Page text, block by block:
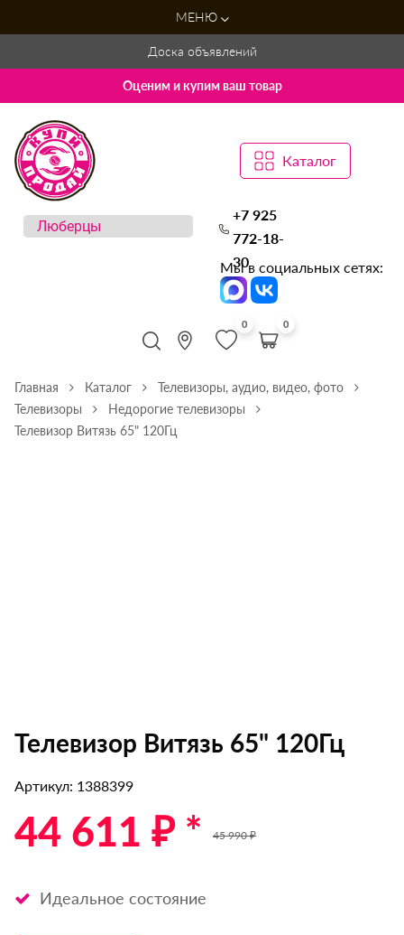
МЕНЮ
Доска объявлений
Оценим и купим ваш товар
Каталог
+7 925
772-18-
30
Мы в социальных сетях:
0 0
Главная Каталог
Телевизоры, аудио, видео, фото
Телевизоры
Недорогие телевизоры
Телевизор Витязь 65" 120Гц
Телевизор Витязь 65" 120Гц
Артикул: 1388399
44 611 ₽ * 45 990 ₽
Идеальное состояние